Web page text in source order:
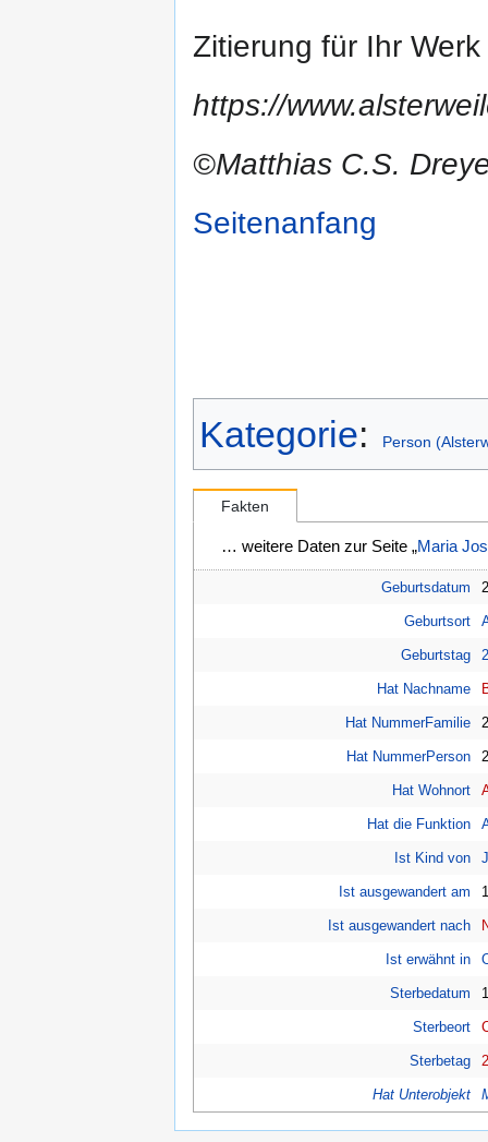
Zitierung für Ihr
https://
©Matthias C.S.
Seitenanfang
Kategorie: Person
Fakten
… weitere Daten zur Seite „Maria
Geburtsdatum
Geburtsort
Geburtstag
Hat Nachname
Hat NummerFamilie
Hat NummerPerson
Hat Wohnort
Hat die Funktion
Ist Kind von
Ist ausgewandert am
Ist ausgewandert nach
Ist erwähnt in
Sterbedatum
Sterbeort
Sterbetag
Hat Unterobjekt